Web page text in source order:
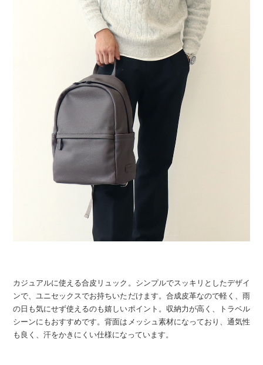
カジュアルに使える合皮リュック。シンプルでスッキリとしたデザイ
ンで、ユニセックスでお持ちいただけます。合成皮革なので軽く、雨
の日も気にせず使えるのも嬉しいポイント。収納力が高く、トラベル
シーンにもおすすめです。背面はメッシュ素材になっており、通気性
も良く、汗をかきにくい仕様になっています。